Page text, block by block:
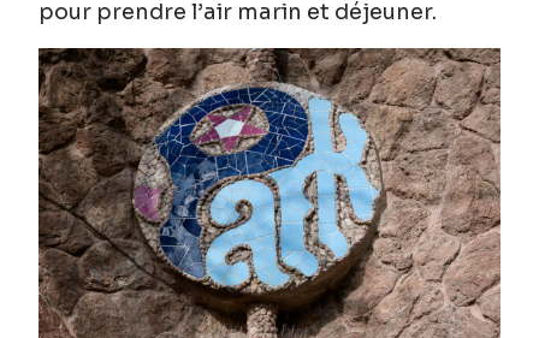
pour prendre l’air marin et déjeuner.